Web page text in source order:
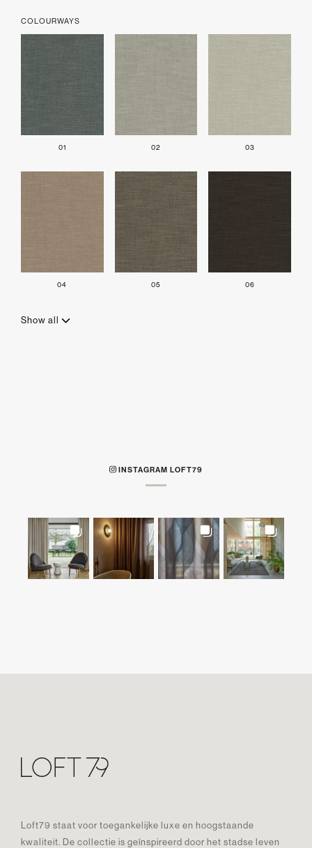
COLOURWAYS
01 02 03
04 05 06
Show all
INSTAGRAM LOFT79
Loft79 staat voor toegankelijke luxe en hoogstaande
kwaliteit. De collectie is geïnspireerd door het stadse leven